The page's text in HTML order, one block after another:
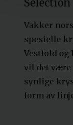
Selection
Vakker
spesielle
Vestfold og
vil det være
synlige
form av